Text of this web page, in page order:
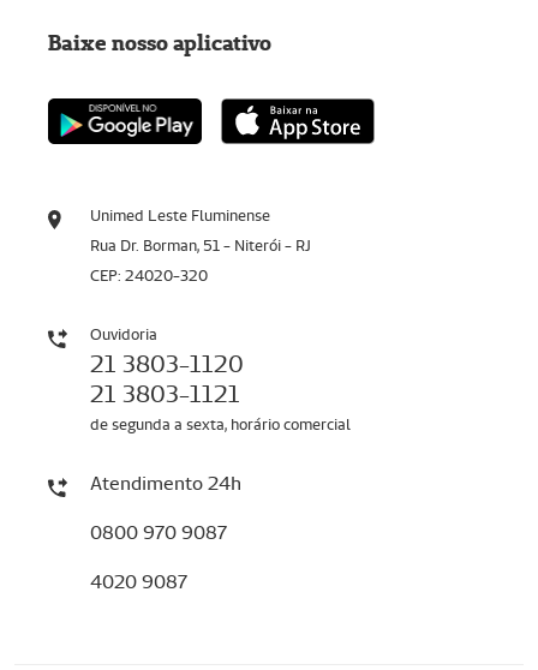
Unimed Leste Fluminense
Rua Dr. Borman, 51 - Niterói - RJ
CEP: 24020-320
Ouvidoria
21 3803-1120
21 3803-1121
de segunda a sexta, horário comercial
Atendimento 24h
0800 970 9087
4020 9087
Baixe nosso aplicativo